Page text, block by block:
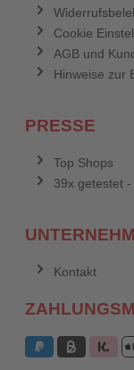
Cookie
AGB und
Hinweise zur
PRESSE
Top Shops
39x getestet
Kontakt